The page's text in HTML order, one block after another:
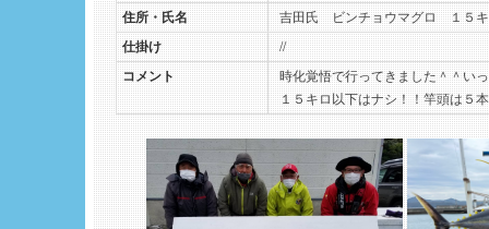
住所・氏名
吉田氏 ビンチョウマグロ １５
仕掛け
//
コメント
時化覚悟で行ってきました＾＾い
１５キロ以下はナシ！！竿頭は５